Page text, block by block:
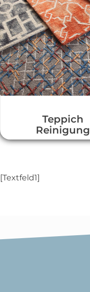
Teppich
Reinigung
[Textfeld1]